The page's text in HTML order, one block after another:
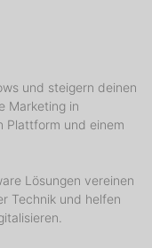
und steigern deinen
Marketing in
Plattform und einem
Lösungen vereinen
Technik und helfen